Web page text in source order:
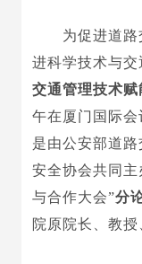
为促进道
进科学技术与交
交通管理技术赋
午在厦门国际
是由公安部道
安全协会共同主
与合作大会”分
院原院长、教授